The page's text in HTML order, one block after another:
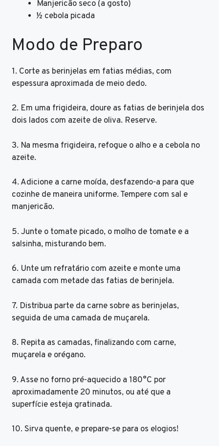
Manjericão seco (a gosto)
½ cebola picada
Modo de Preparo
1. Corte as berinjelas em fatias médias, com
espessura aproximada de meio dedo.
2. Em uma frigideira, doure as fatias de berinjela dos
dois lados com azeite de oliva. Reserve.
3. Na mesma frigideira, refogue o alho e a cebola no
azeite.
4. Adicione a carne moída, desfazendo-a para que
cozinhe de maneira uniforme. Tempere com sal e
manjericão.
5. Junte o tomate picado, o molho de tomate e a
salsinha, misturando bem.
6. Unte um refratário com azeite e monte uma
camada com metade das fatias de berinjela.
7. Distribua parte da carne sobre as berinjelas,
seguida de uma camada de muçarela.
8. Repita as camadas, finalizando com carne,
muçarela e orégano.
9. Asse no forno pré-aquecido a 180°C por
aproximadamente 20 minutos, ou até que a
superfície esteja gratinada.
10. Sirva quente, e prepare-se para os elogios!